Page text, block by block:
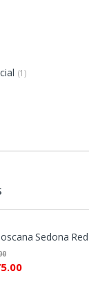
(1)
Sedona Red